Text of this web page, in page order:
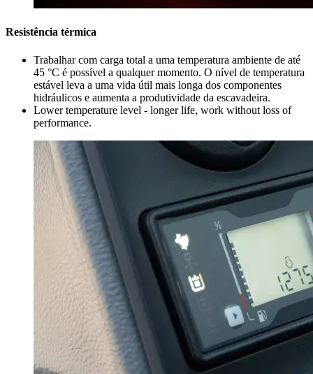
Resistência térmica
Trabalhar com carga total a uma temperatura ambiente de até
45 °C é possível a qualquer momento. O nível de temperatura
estável leva a uma vida útil mais longa dos componentes
hidráulicos e aumenta a produtividade da escavadeira.
Lower temperature level - longer life, work without loss of
performance.